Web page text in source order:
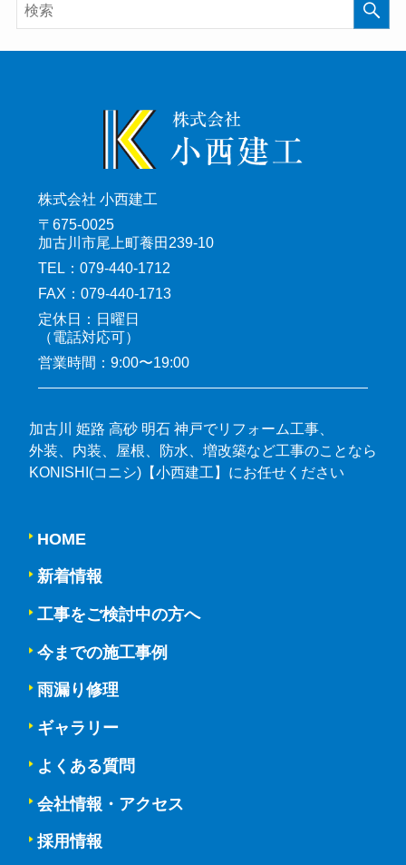
株式会社 小西建工
〒675-0025
加古川市尾上町養田239-10
TEL：079-440-1712
FAX：079-440-1713
定休日：日曜日
（電話対応可）
営業時間：9:00〜19:00
加古川 姫路 高砂 明石 神戸でリフォーム工事、
外装、内装、屋根、防水、増改築など工事のことなら
KONISHI(コニシ)【小西建工】にお任せください
HOME
新着情報
工事をご検討中の方へ
今までの施工事例
雨漏り修理
ギャラリー
よくある質問
会社情報・アクセス
採用情報